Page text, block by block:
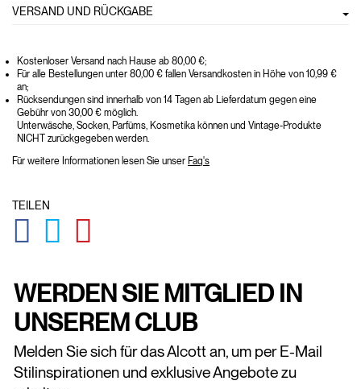
VERSAND UND RÜCKGABE
Kostenloser Versand nach Hause ab 80,00 €;
Für alle Bestellungen unter 80,00 € fallen Versandkosten in Höhe von 10,99 €
an;
Rücksendungen sind innerhalb von 14 Tagen ab Lieferdatum gegen eine
Gebühr von 30,00 € möglich.
Unterwäsche, Socken, Parfüms, Kosmetika können und Vintage-Produkte
NICHT zurückgegeben werden.
Für weitere Informationen lesen Sie unser Faq's
TEILEN
GLOBAL.SOCIALSHARE.FACEBOOK
GLOBAL.SOCIALSHARE.TWITTER
WERDEN SIE MITGLIED IN
UNSEREM CLUB
Melden Sie sich für das Alcott an, um per E-Mail
Stilinspirationen und exklusive Angebote zu